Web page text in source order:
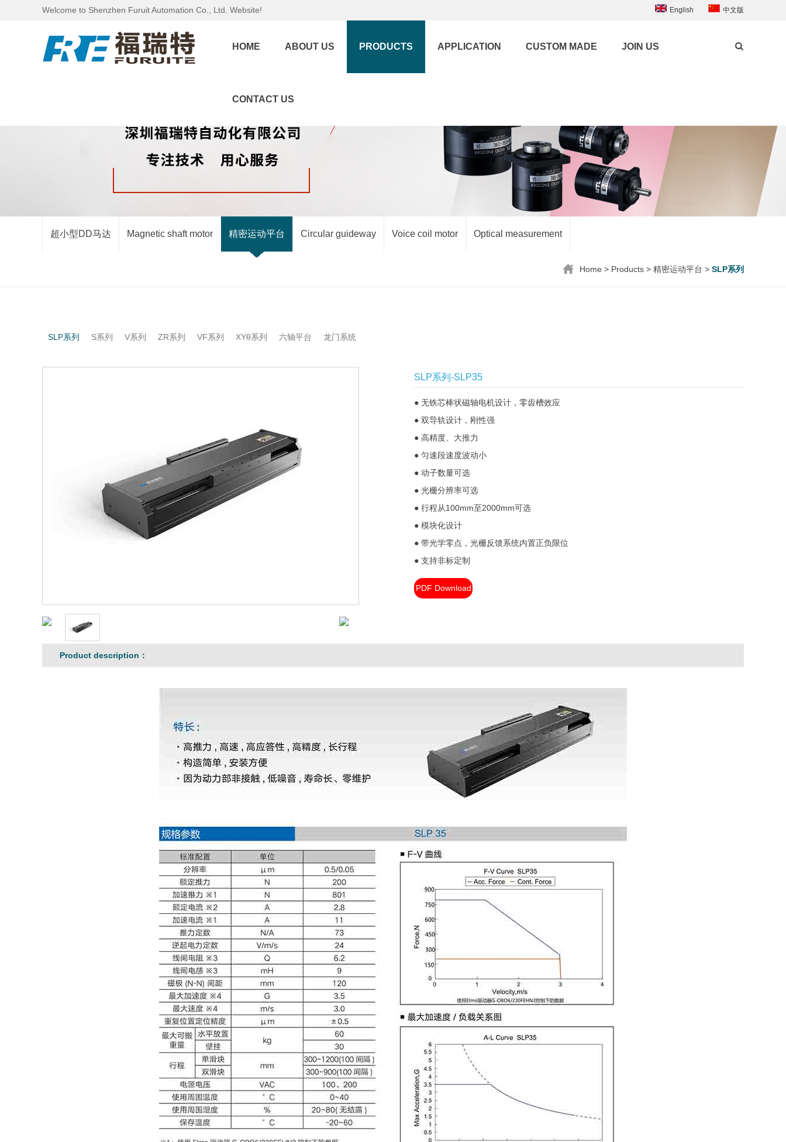
Welcome to Shenzhen Furuit Automation Co., Ltd. Website! 中文版
English
HOME ABOUT US PRODUCTS APPLICATION CUSTOM MADE JOIN US
CONTACT US
超小型DD马达 Magnetic shaft motor 精密运动平台 Circular guideway Voice coil motor Optical measurement
Home > Products > 精密运动平台 > SLP系列
SLP系列 S系列 V系列 ZR系列 VF系列 XYθ系列 六轴平台 龙门系统
SLP系列-SLP35
● 无铁芯棒状磁轴电机设计，零齿槽效应
● 双导轨设计，刚性强
● 高精度、大推力
● 匀速段速度波动小
● 动子数量可选
● 光栅分辨率可选
● 行程从100mm至2000mm可选
● 模块化设计
● 带光学零点，光栅反馈系统内置正负限位
● 支持非标定制
PDF Download
Product description：